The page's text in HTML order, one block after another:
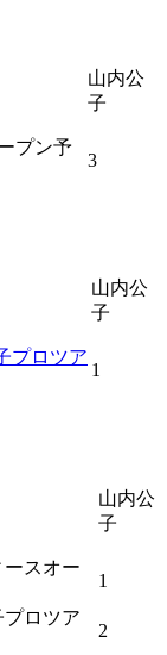
山内公
子
プン予
3
山内公
子
プロツア
1
山内公
子
ースオー
1
プロツア
2